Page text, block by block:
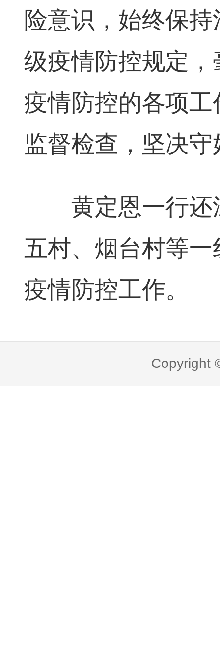
险意识，始终保
级疫情防控规定
疫情防控的各项
监督检查，坚决
黄定恩一行还
五村、烟台村等
疫情防控工作。
Copyright